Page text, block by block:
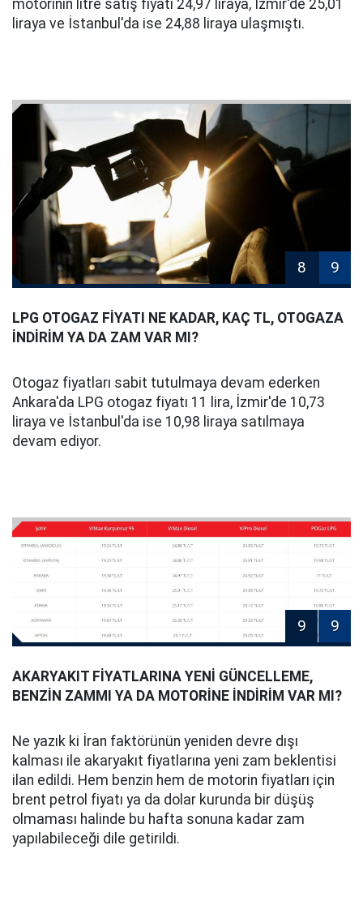
motorinin litre satış fiyatı 24,97 liraya, İzmir'de 25,01
liraya ve İstanbul'da ise 24,88 liraya ulaşmıştı.
8 9
LPG OTOGAZ FİYATI NE KADAR, KAÇ TL, OTOGAZA
İNDİRİM YA DA ZAM VAR MI?
Otogaz fiyatları sabit tutulmaya devam ederken
Ankara'da LPG otogaz fiyatı 11 lira, İzmir'de 10,73
liraya ve İstanbul'da ise 10,98 liraya satılmaya
devam ediyor.
9 9
AKARYAKIT FİYATLARINA YENİ GÜNCELLEME,
BENZİN ZAMMI YA DA MOTORİNE İNDİRİM VAR MI?
Ne yazık ki İran faktörünün yeniden devre dışı
kalması ile akaryakıt fiyatlarına yeni zam beklentisi
ilan edildi. Hem benzin hem de motorin fiyatları için
brent petrol fiyatı ya da dolar kurunda bir düşüş
olmaması halinde bu hafta sonuna kadar zam
yapılabileceği dile getirildi.